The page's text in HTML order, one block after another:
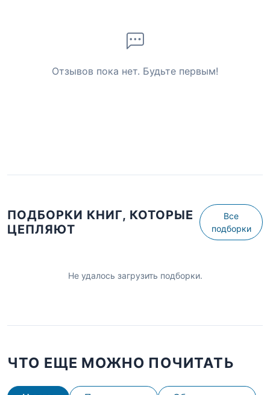
Отзывов пока нет. Будьте первым!
ПОДБОРКИ КНИГ, КОТОРЫЕ
ЦЕПЛЯЮТ
Все
подборки
Не удалось загрузить подборки.
ЧТО ЕЩЕ МОЖНО ПОЧИТАТЬ